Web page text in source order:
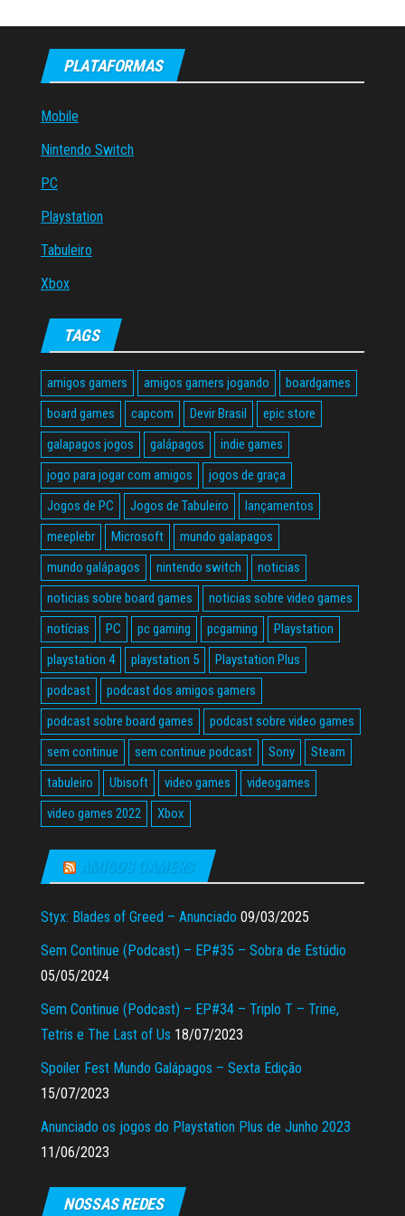
PLATAFORMAS
Mobile
Nintendo Switch
PC
Playstation
Tabuleiro
Xbox
TAGS
amigos gamers amigos gamers jogando
boardgames
board games
capcom Devir Brasil
epic store
galapagos jogos
galápagos
indie games
jogo para jogar com amigos
jogos de graça
Jogos de PC
Jogos de Tabuleiro
lançamentos
meeplebr
Microsoft
mundo galapagos
mundo galápagos
nintendo switch
noticias
noticias sobre board games
noticias sobre video games
notícias
PC pc gaming pcgaming
Playstation
playstation 4
playstation 5
Playstation Plus
podcast
podcast dos amigos gamers
podcast sobre board games
podcast sobre video games
sem continue
sem continue podcast Sony
Steam
tabuleiro
Ubisoft video games
videogames
video games 2022
Xbox
AMIGOS GAMERS
Styx: Blades of Greed – Anunciado 09/03/2025
Sem Continue (Podcast) – EP#35 – Sobra de Estúdio
05/05/2024
Sem Continue (Podcast) – EP#34 – Triplo T – Trine,
Tetris e The Last of Us 18/07/2023
Spoiler Fest Mundo Galápagos – Sexta Edição
15/07/2023
Anunciado os jogos do Playstation Plus de Junho 2023
11/06/2023
NOSSAS REDES